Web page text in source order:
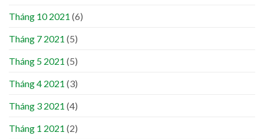
Tháng 10 2021 (6)
Tháng 7 2021 (5)
Tháng 5 2021 (5)
Tháng 4 2021 (3)
Tháng 3 2021 (4)
Tháng 1 2021 (2)